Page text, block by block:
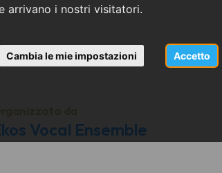
arrivano i nostri visitatori.
Accetto
Cambia le mie impostazioni
Vocal Ensemble